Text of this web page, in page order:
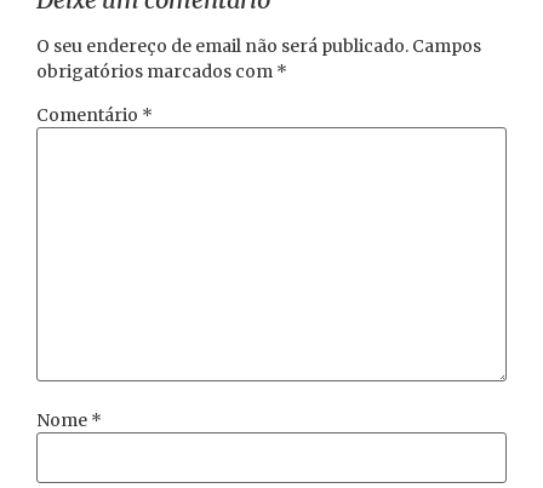
O seu endereço de email não será publicado. Campos
obrigatórios marcados com *
Comentário *
Nome *